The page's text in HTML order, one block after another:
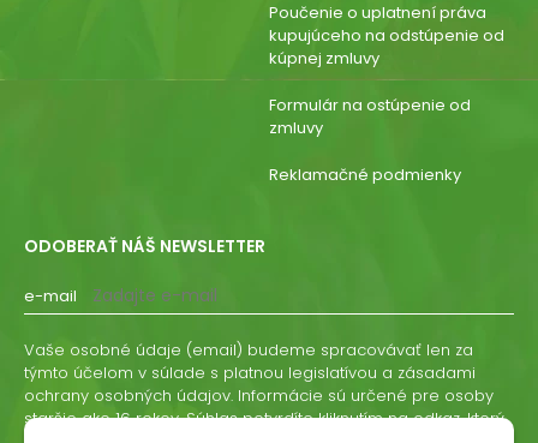
Poučenie o uplatnení práva
kupujúceho na odstúpenie od
kúpnej zmluvy
Formulár na ostúpenie od
zmluvy
Reklamačné podmienky
ODOBERAŤ NÁŠ NEWSLETTER
e-mail
Vaše osobné údaje (email) budeme spracovávať len za
týmto účelom v súlade s platnou legislatívou a zásadami
ochrany osobných údajov. Informácie sú určené pre osoby
staršie ako 16 rokov. Súhlas potvrdíte kliknutím na odkaz, ktorý